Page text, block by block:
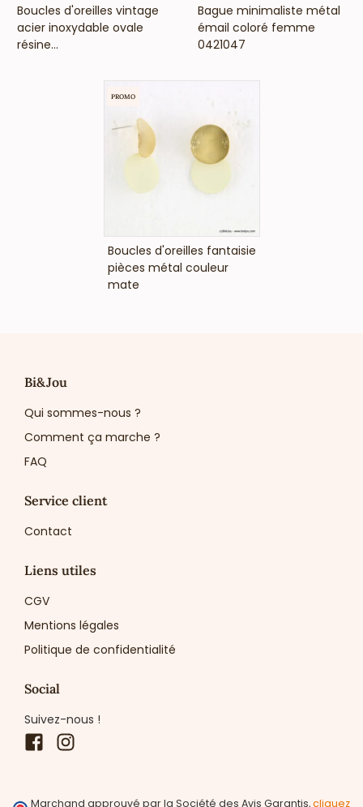
VOIR LE PRIX
Boucles d'oreilles vintage
acier inoxydable ovale
résine...
VOIR LE PRIX
Bague minimaliste métal
émail coloré femme
0421047
VOIR LE PRIX
Boucles d'oreilles fantaisie
pièces métal couleur
mate
PROMO
Bi&Jou
Qui sommes-nous ?
Comment ça marche ?
FAQ
Service client
Contact
Liens utiles
CGV
Mentions légales
Politique de confidentialité
Social
Suivez-nous !
Facebook
Marchand approuvé par la Société des Avis Garantis,cliquez